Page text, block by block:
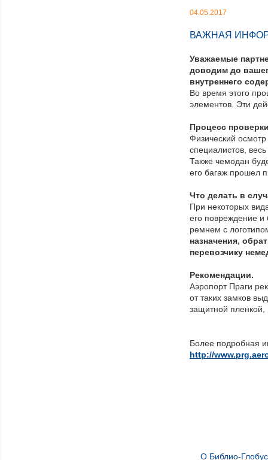
04.05.2017
ВАЖНАЯ
Уважаемые
доводим до
внутреннего
Во время этого
элементов. Эти
Процесс
Физический
специалистов,
Также чемодан
его багаж прошел
Что делать в
При некоторых
его повреждение и
ремнем с
назначения,
перевозчику
Рекомендации.
Аэропорт Праги
от таких замков
защитной пленкой,
Более подробная
http://
О Библио-Глобус